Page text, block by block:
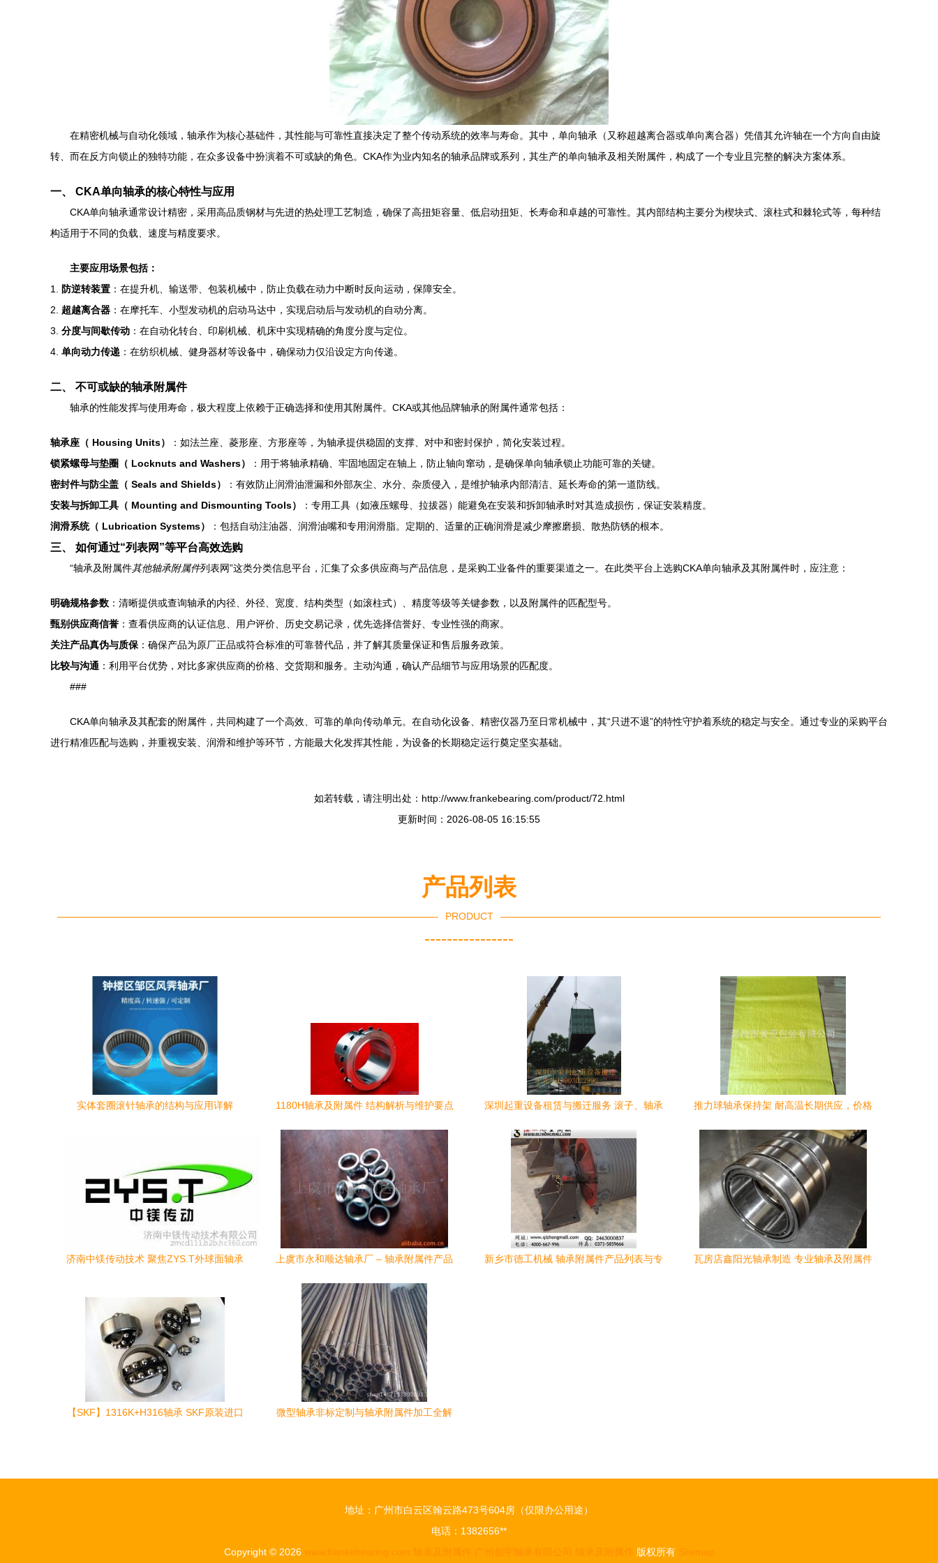
在精密机械与自动化领域，轴承作为核心基础件，其性能与可靠性直接决定了整个传动系统的效率与寿命。其中，单向轴承（又称超越离合器或单向离合器）凭借其允许轴在一个方向自由旋
转、而在反方向锁止的独特功能，在众多设备中扮演着不可或缺的角色。CKA作为业内知名的轴承品牌或系列，其生产的单向轴承及相关附属件，构成了一个专业且完整的解决方案体系。
一、 CKA单向轴承的核心特性与应用
CKA单向轴承通常设计精密，采用高品质钢材与先进的热处理工艺制造，确保了高扭矩容量、低启动扭矩、长寿命和卓越的可靠性。其内部结构主要分为楔块式、滚柱式和棘轮式等，每种结
构适用于不同的负载、速度与精度要求。
主要应用场景包括：
1.
防逆转装置 ：在提升机、输送带、包装机械中，防止负载在动力中断时反向运动，保障安全。
2. 超越离合器 ：在摩托车、小型发动机的启动马达中，实现启动后与发动机的自动分离。
3. 分度与间歇传动 ：在自动化转台、印刷机械、机床中实现精确的角度分度与定位。
4. 单向动力传递 ：在纺织机械、健身器材等设备中，确保动力仅沿设定方向传递。
二、 不可或缺的轴承附属件
轴承的性能发挥与使用寿命，极大程度上依赖于正确选择和使用其附属件。CKA或其他品牌轴承的附属件通常包括：
轴承座（ Housing Units）
：如法兰座、菱形座、方形座等，为轴承提供稳固的支撑、对中和密封保护，简化安装过程。
锁紧螺母与垫圈（ Locknuts and Washers）
：用于将轴承精确、牢固地固定在轴上，防止轴向窜动，是确保单向轴承锁止功能可靠的关键。
密封件与防尘盖（ Seals and Shields）
：有效防止润滑油泄漏和外部灰尘、水分、杂质侵入，是维护轴承内部清洁、延长寿命的第一道防线。
安装与拆卸工具（ Mounting and Dismounting Tools）
：专用工具（如液压螺母、拉拔器）能避免在安装和拆卸轴承时对其造成损伤，保证安装精度。
润滑系统（ Lubrication Systems）
：包括自动注油器、润滑油嘴和专用润滑脂。定期的、适量的正确润滑是减少摩擦磨损、散热防锈的根本。
三、 如何通过“列表网”等平台高效选购
“轴承及附属件其他轴承附属件列表网”这类分类信息平台，汇集了众多供应商与产品信息，是采购工业备件的重要渠道之一。在此类平台上选购CKA单向轴承及其附属件时，应注意：
明确规格参数 ：清晰提供或查询轴承的内径、外径、宽度、结构类型（如滚柱式）、精度等级等关键参数，以及附属件的匹配型号。
甄别供应商信誉 ：查看供应商的认证信息、用户评价、历史交易记录，优先选择信誉好、专业性强的商家。
关注产品真伪与质保 ：确保产品为原厂正品或符合标准的可靠替代品，并了解其质量保证和售后服务政策。
比较与沟通 ：利用平台优势，对比多家供应商的价格、交货期和服务。主动沟通，确认产品细节与应用场景的匹配度。
###
CKA单向轴承及其配套的附属件，共同构建了一个高效、可靠的单向传动单元。在自动化设备、精密仪器乃至日常机械中，其“只进不退”的特性守护着系统的稳定与安全。通过专业的采购平台
进行精准匹配与选购，并重视安装、润滑和维护等环节，方能最大化发挥其性能，为设备的长期稳定运行奠定坚实基础。
如若转载，请注明出处：http://www.frankebearing.com/product/72.html
更新时间：2026-08-05 16:15:55
产品列表
PRODUCT
----------------
实体套圈滚针轴承的结构与应用详解 1180H轴承及附属件 结构解析与维护要点
深圳起重设备租赁与搬迁服务 滚子、轴承
推力球轴承保持架 耐高温长期供应，价格
济南中镁传动技术 聚焦ZYS.T外球面轴承
上虞市永和顺达轴承厂 – 轴承附属件产品
新乡市德工机械 轴承附属件产品列表与专
瓦房店鑫阳光轴承制造 专业轴承及附属件
【SKF】1316K+H316轴承 SKF原装进口
微型轴承非标定制与轴承附属件加工全解
地址：广州市白云区翰云路473号604房（仅限办公用途）
电话：1382656**
Copyright © 2026 www.frankebearing.com 轴承及附属件 广州创宇轴承有限公司 轴承及附属件 版权所有 Sitemap